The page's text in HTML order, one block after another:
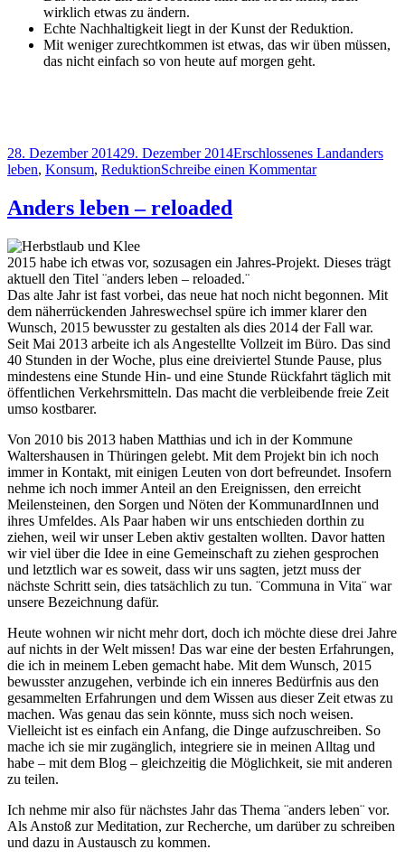
wirklich etwas zu ändern.
Echte Nachhaltigkeit liegt in der Kunst der Reduktion.
Mit weniger zurechtkommen ist etwas, das wir üben müssen,
das nicht einfach so von heute auf morgen geht.
Veröffentlicht
am
28. Dezember 201429. Dezember 2014Kategorien
Erschlossenes Landanders
leben, Konsum, ReduktionSchreibe einen Kommentarzu
Anders leben – reloaded
2015 habe ich etwas vor, sozusagen ein Jahres-Projekt. Dieses trägt
aktuell den Titel ¨anders leben – reloaded.¨
Das alte Jahr ist fast vorbei, das neue hat noch nicht begonnen. Mit
dem näherrückenden Jahreswechsel spüre ich immer klarer den
Wunsch, 2015 bewusster zu gestalten als dies 2014 der Fall war.
Seit Mai 2013 arbeite ich als Angestellte Vollzeit im Büro. Das sind
40 Stunden in der Woche, plus eine dreiviertel Stunde Pause, plus
mindestens eine Stunde Hin- und eine Stunde Rückfahrt täglich mit
öffentlichen Verkehrsmitteln. Das macht die verbleibende freie Zeit
umso kostbarer.
Von 2010 bis 2013 haben Matthias und ich in der Kommune
Waltershausen in Thüringen gelebt. Mit dem Projekt bin ich noch
immer in Kontakt, mit einigen Leuten von dort befreundet. Insofern
nehme ich noch immer Anteil an den Ereignissen, den erreicht
Meilensteinen, den Sorgen und Nöten der KommunardInnen und
ihres Umfeldes. Als Paar haben wir uns entschieden dorthin zu
ziehen, weil wir unser Leben aktiv gestalten wollten. Davor hatten
wir viel über die Idee in eine Gemeinschaft zu ziehen gesprochen
und letztlich war es soweit, dass wir uns sagten, jetzt muss der
nächste Schritt sein, dies tatsächlich zu tun. ¨Communa in Vita¨ war
unsere Bezeichnung dafür.
Heute wohnen wir nicht mehr dort, doch ich möchte diese drei Jahre
auf nichts in der Welt missen! Das war eine der besten Erfahrungen,
die ich in meinem Leben gemacht habe. Mit dem Wunsch, 2015
bewusster anzugehen, verbinde ich ein inneres Bedürfnis aus den
gesammelten Erfahrungen und dem Wissen aus dieser Zeit etwas zu
machen. Was genau das sein könnte, muss sich noch weisen.
Vielleicht ist es einfach ein Anfang, die Dinge aufzuschreiben. So
mache ich sie mir zugänglich, integriere sie in meinen Alltag und
habe – mit dem Blog – gleichzeitig die Möglichkeit, sie mit anderen
zu teilen.
Ich nehme mir also für nächstes Jahr das Thema ¨anders leben¨ vor.
Als Anstoß zur Meditation, zur Recherche, um darüber zu schreiben
und dazu in Austausch zu kommen.